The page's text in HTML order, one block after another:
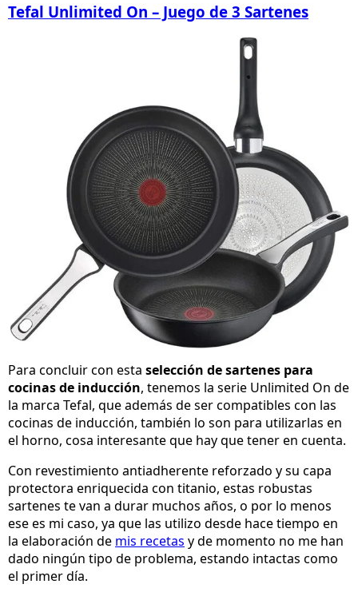
Tefal Unlimited On – Juego de 3 Sartenes
Para concluir con esta selección de sartenes para
cocinas de inducción, tenemos la serie Unlimited On de
la marca Tefal, que además de ser compatibles con las
cocinas de inducción, también lo son para utilizarlas en
el horno, cosa interesante que hay que tener en cuenta.
Con revestimiento antiadherente reforzado y su capa
protectora enriquecida con titanio, estas robustas
sartenes te van a durar muchos años, o por lo menos
ese es mi caso, ya que las utilizo desde hace tiempo en
la elaboración de mis recetas y de momento no me han
dado ningún tipo de problema, estando intactas como
el primer día.